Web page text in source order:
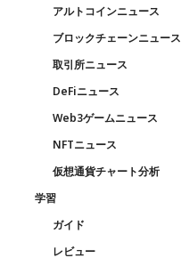
アルトコインニュース
ブロックチェーンニュース
取引所ニュース
DeFiニュース
Web3ゲームニュース
NFTニュース
仮想通貨チャート分析
学習
ガイド
レビュー